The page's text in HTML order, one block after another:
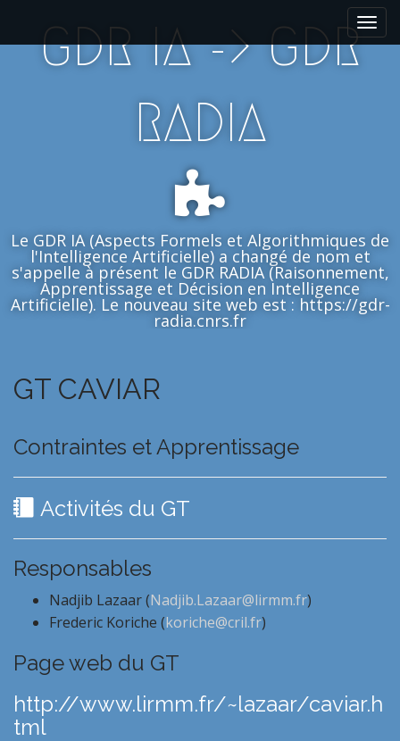
i
GDR IA -> GDR
RADIA
Le GDR IA (Aspects Formels et Algorithmiques de
l'Intelligence Artificielle) a changé de nom et
s'appelle à présent le GDR RADIA (Raisonnement,
Apprentissage et Décision en Intelligence
Artificielle). Le nouveau site web est : https://gdr-
radia.cnrs.fr
GT CAVIAR
Contraintes et Apprentissage
Activités du GT
Responsables
Nadjib Lazaar (Nadjib.Lazaar@lirmm.fr)
Frederic Koriche (koriche@cril.fr)
Page web du GT
http://www.lirmm.fr/~lazaar/caviar.h
tml